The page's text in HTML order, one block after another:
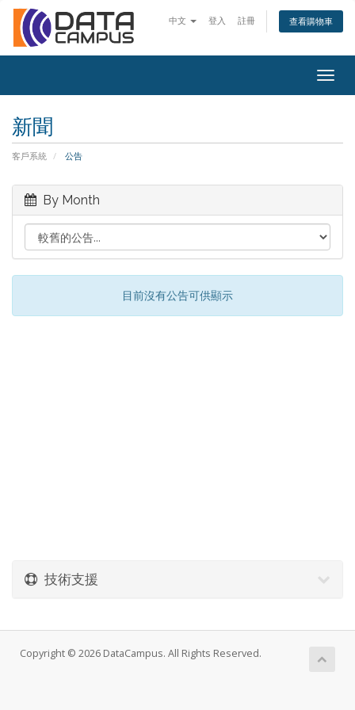
中文 登入 註冊 查看購物車
新聞
客戶系統 公告
By Month
目前沒有公告可供顯示
技術支援
Copyright © 2026 DataCampus. All Rights Reserved.